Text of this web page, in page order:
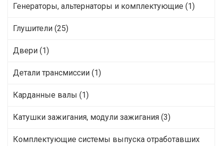
Генераторы, альтернаторы и комплектующие (1)
Глушители (25)
Двери (1)
Детали трансмиссии (1)
Карданные валы (1)
Катушки зажигания, модули зажигания (3)
Комплектующие системы выпуска отработавших